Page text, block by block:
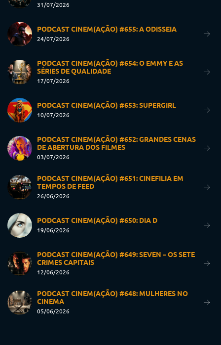
31/07/2026
PODCAST CINEM(AÇÃO) #655: A ODISSEIA
24/07/2026
PODCAST CINEM(AÇÃO) #654: O EMMY E AS
SÉRIES DE QUALIDADE
17/07/2026
PODCAST CINEM(AÇÃO) #653: SUPERGIRL
10/07/2026
PODCAST CINEM(AÇÃO) #652: GRANDES CENAS
DE ABERTURA DOS FILMES
03/07/2026
PODCAST CINEM(AÇÃO) #651: CINEFILIA EM
TEMPOS DE FEED
26/06/2026
PODCAST CINEM(AÇÃO) #650: DIA D
19/06/2026
PODCAST CINEM(AÇÃO) #649: SEVEN – OS SETE
CRIMES CAPITAIS
12/06/2026
PODCAST CINEM(AÇÃO) #648: MULHERES NO
CINEMA
05/06/2026